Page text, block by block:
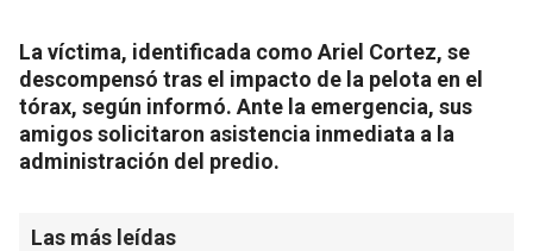
La víctima, identificada como Ariel Cortez, se
descompensó tras el impacto de la pelota en el
tórax, según informó. Ante la emergencia, sus
amigos solicitaron asistencia inmediata a la
administración del predio.
Las más leídas